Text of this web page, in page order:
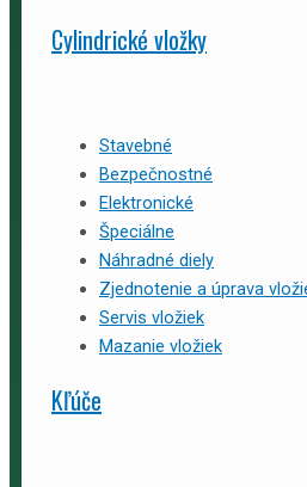
Cylindrické vložky
Stavebné
Bezpečnostné
Elektronické
Špeciálne
Náhradné diely
Zjednotenie a úprava
Servis vložiek
Mazanie vložiek
Kľúče